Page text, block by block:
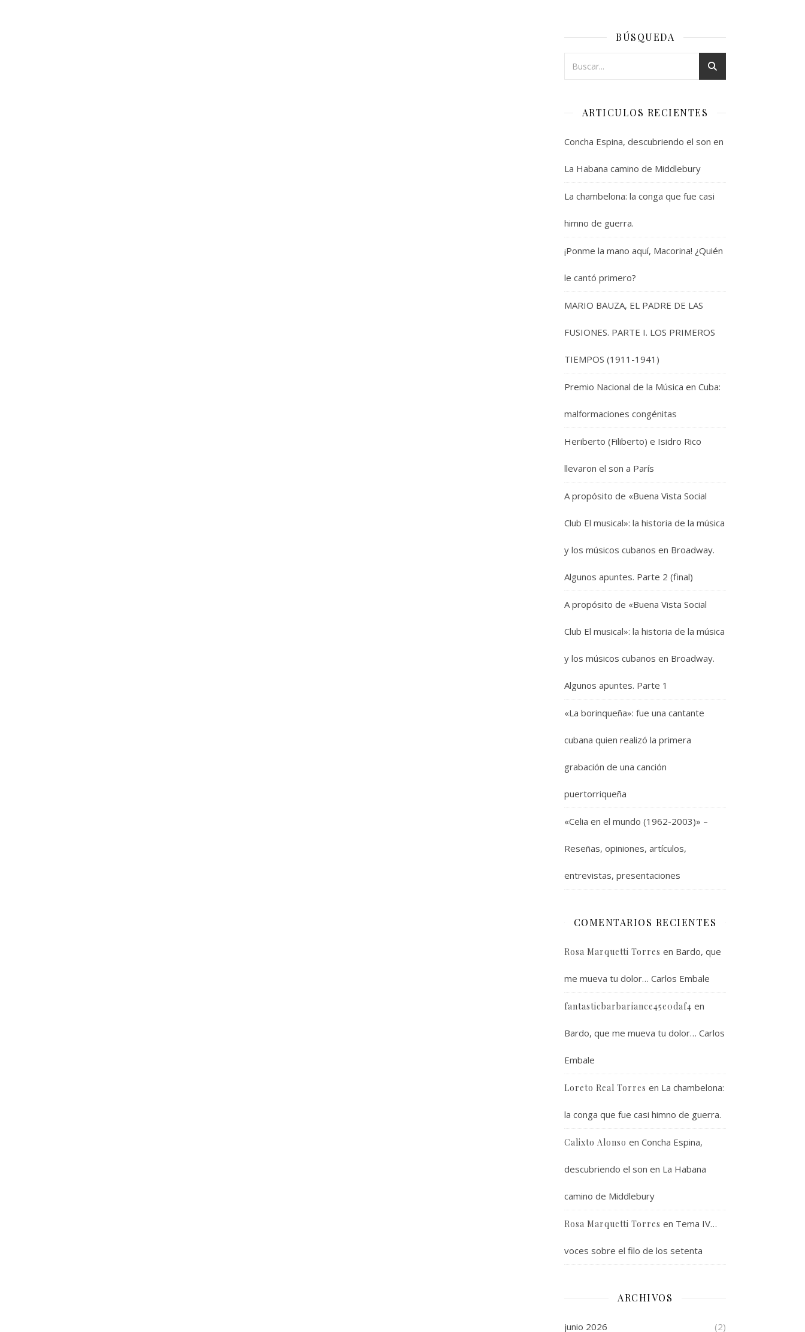
BÚSQUEDA
ARTICULOS RECIENTES
Concha Espina, descubriendo el son en
La Habana camino de Middlebury
La chambelona: la conga que fue casi
himno de guerra.
¡Ponme la mano aquí, Macorina! ¿Quién
le cantó primero?
MARIO BAUZA, EL PADRE DE LAS
FUSIONES. PARTE I. LOS PRIMEROS
TIEMPOS (1911-1941)
Premio Nacional de la Música en Cuba:
malformaciones congénitas
Heriberto (Filiberto) e Isidro Rico
llevaron el son a París
A propósito de «Buena Vista Social
Club El musical»: la historia de la música
y los músicos cubanos en Broadway.
Algunos apuntes. Parte 2 (final)
A propósito de «Buena Vista Social
Club El musical»: la historia de la música
y los músicos cubanos en Broadway.
Algunos apuntes. Parte 1
«La borinqueña»: fue una cantante
cubana quien realizó la primera
grabación de una canción
puertorriqueña
«Celia en el mundo (1962-2003)» –
Reseñas, opiniones, artículos,
entrevistas, presentaciones
COMENTARIOS RECIENTES
Rosa Marquetti Torres en Bardo, que
me mueva tu dolor… Carlos Embale
fantasticbarbariance45e0daf4 en
Bardo, que me mueva tu dolor… Carlos
Embale
Loreto Real Torres en La chambelona:
la conga que fue casi himno de guerra.
Calixto Alonso en Concha Espina,
descubriendo el son en La Habana
camino de Middlebury
Rosa Marquetti Torres en Tema IV…
voces sobre el filo de los setenta
ARCHIVOS
junio 2026 (2)